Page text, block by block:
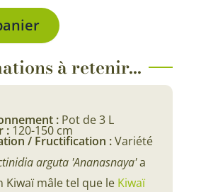
à retenir...
: Pot de 3 L
: 120-150 cm
/ Fructification :Variété
arguta 'Ananasnaya'a
Kiwaï mâle tel que le Kiwaï